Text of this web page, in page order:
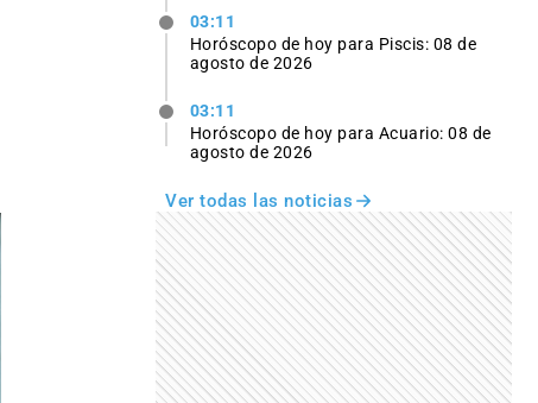
03:11
Horóscopo de hoy para Piscis: 08 de
agosto de 2026
03:11
Horóscopo de hoy para Acuario: 08 de
agosto de 2026
Ver todas las noticias